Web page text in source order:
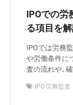
IPOでの
る項目を
IPOでは労務
や労働条件に
査の流れや、
IPO 労務監査